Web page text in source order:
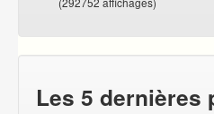
Les 5 dernières